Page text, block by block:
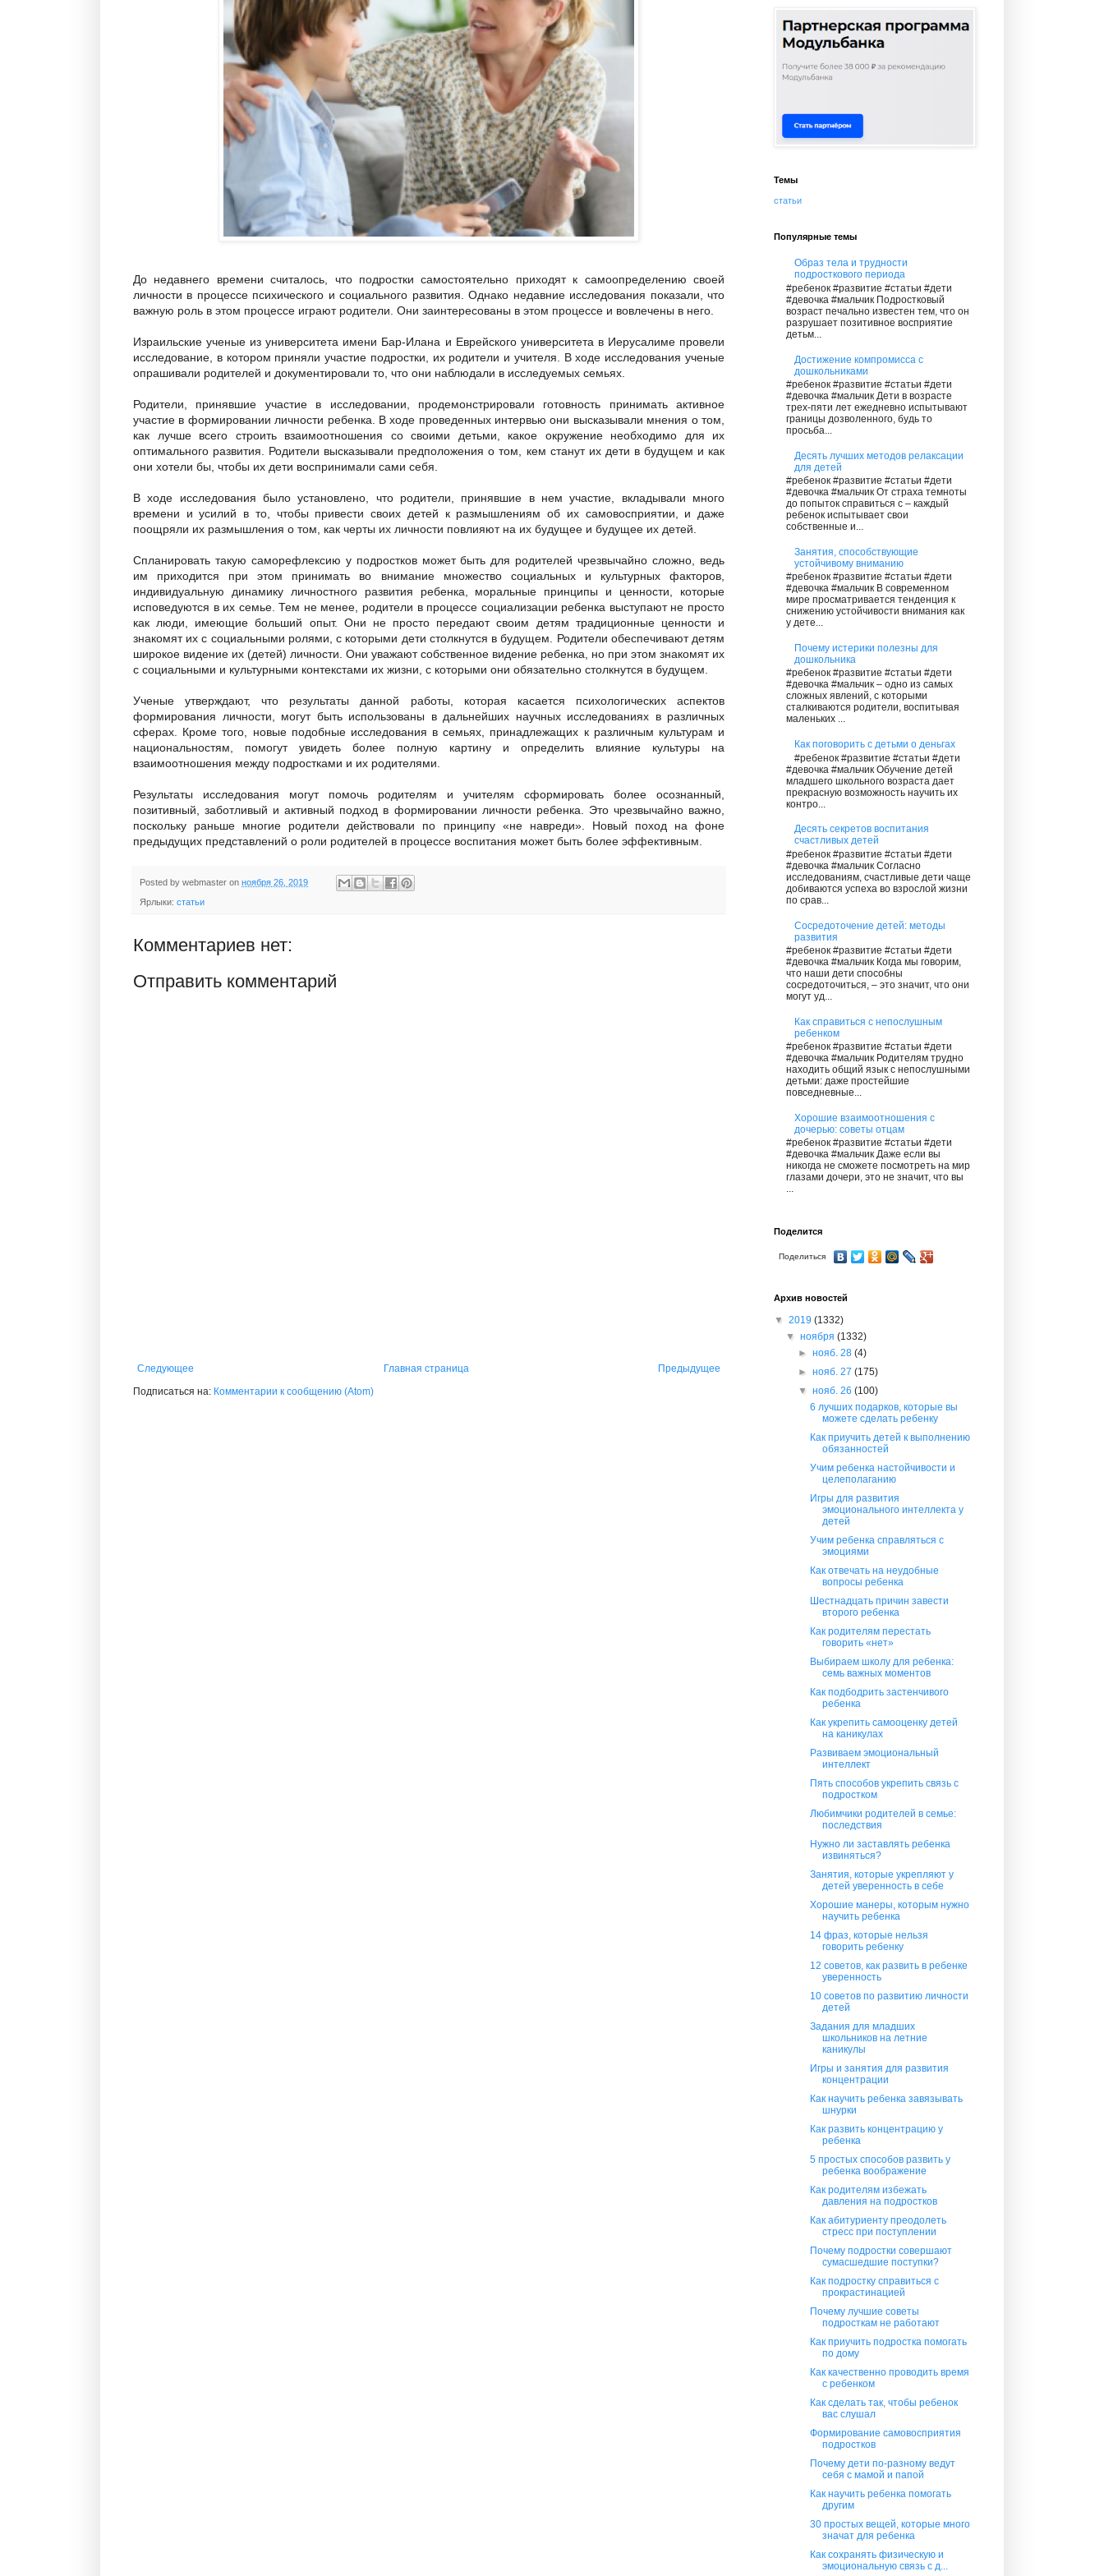
До недавнего времени считалось, что подростки самостоятельно приходят к самоопределению своей
личности в процессе психического и социального развития. Однако недавние исследования показали, что
важную роль в этом процессе играют родители. Они заинтересованы в этом процессе и вовлечены в него.
Израильские ученые из университета имени Бар-Илана и Еврейского университета в Иерусалиме провели
исследование, в котором приняли участие подростки, их родители и учителя. В ходе исследования ученые
опрашивали родителей и документировали то, что они наблюдали в исследуемых семьях.
Родители, принявшие участие в исследовании, продемонстрировали готовность принимать активное
участие в формировании личности ребенка. В ходе проведенных интервью они высказывали мнения о том,
как лучше всего строить взаимоотношения со своими детьми, какое окружение необходимо для их
оптимального развития. Родители высказывали предположения о том, кем станут их дети в будущем и как
они хотели бы, чтобы их дети воспринимали сами себя.
В ходе исследования было установлено, что родители, принявшие в нем участие, вкладывали много
времени и усилий в то, чтобы привести своих детей к размышлениям об их самовосприятии, и даже
поощряли их размышления о том, как черты их личности повлияют на их будущее и будущее их детей.
Спланировать такую саморефлексию у подростков может быть для родителей чрезвычайно сложно, ведь
им приходится при этом принимать во внимание множество социальных и культурных факторов,
индивидуальную динамику личностного развития ребенка, моральные принципы и ценности, которые
исповедуются в их семье. Тем не менее, родители в процессе социализации ребенка выступают не просто
как люди, имеющие больший опыт. Они не просто передают своим детям традиционные ценности и
знакомят их с социальными ролями, с которыми дети столкнутся в будущем. Родители обеспечивают детям
широкое видение их (детей) личности. Они уважают собственное видение ребенка, но при этом знакомят их
с социальными и культурными контекстами их жизни, с которыми они обязательно столкнутся в будущем.
Ученые утверждают, что результаты данной работы, которая касается психологических аспектов
формирования личности, могут быть использованы в дальнейших научных исследованиях в различных
сферах. Кроме того, новые подобные исследования в семьях, принадлежащих к различным культурам и
национальностям, помогут увидеть более полную картину и определить влияние культуры на
взаимоотношения между подростками и их родителями.
Результаты исследования могут помочь родителям и учителям сформировать более осознанный,
позитивный, заботливый и активный подход в формировании личности ребенка. Это чрезвычайно важно,
поскольку раньше многие родители действовали по принципу «не навреди». Новый поход на фоне
предыдущих представлений о роли родителей в процессе воспитания может быть более эффективным.
Posted by webmaster on ноября 26, 2019
Ярлыки: статьи
Комментариев нет:
Отправить комментарий
Следующее Предыдущее
Главная страница
Подписаться на: Комментарии к сообщению (Atom)
Темы
статьи
Популярные темы
Образ тела и трудности
подросткового периода
#ребенок #развитие #статьи #дети
#девочка #мальчик Подростковый
возраст печально известен тем, что он
разрушает позитивное восприятие
детьм...
Достижение компромисса с
дошкольниками
#ребенок #развитие #статьи #дети
#девочка #мальчик Дети в возрасте
трех-пяти лет ежедневно испытывают
границы дозволенного, будь то
просьба...
Десять лучших методов релаксации
для детей
#ребенок #развитие #статьи #дети
#девочка #мальчик От страха темноты
до попыток справиться с – каждый
ребенок испытывает свои
собственные и...
Занятия, способствующие
устойчивому вниманию
#ребенок #развитие #статьи #дети
#девочка #мальчик В современном
мире просматривается тенденция к
снижению устойчивости внимания как
у дете...
Почему истерики полезны для
дошкольника
#ребенок #развитие #статьи #дети
#девочка #мальчик – одно из самых
сложных явлений, с которыми
сталкиваются родители, воспитывая
маленьких ...
Как поговорить с детьми о деньгах
#ребенок #развитие #статьи #дети
#девочка #мальчик Обучение детей
младшего школьного возраста дает
прекрасную возможность научить их
контро...
Десять секретов воспитания
счастливых детей
#ребенок #развитие #статьи #дети
#девочка #мальчик Согласно
исследованиям, счастливые дети чаще
добиваются успеха во взрослой жизни
по срав...
Сосредоточение детей: методы
развития
#ребенок #развитие #статьи #дети
#девочка #мальчик Когда мы говорим,
что наши дети способны
сосредоточиться, – это значит, что они
могут уд...
Как справиться с непослушным
ребенком
#ребенок #развитие #статьи #дети
#девочка #мальчик Родителям трудно
находить общий язык с непослушными
детьми: даже простейшие
повседневные...
Хорошие взаимоотношения с
дочерью: советы отцам
#ребенок #развитие #статьи #дети
#девочка #мальчик Даже если вы
никогда не сможете посмотреть на мир
глазами дочери, это не значит, что вы
...
Поделится
Поделиться
Архив новостей
▼ 2019 (1332)
▼ноября(1332)
► нояб. 28 (4)
► нояб. 27 (175)
▼ нояб. 26 (100)
6 лучших подарков, которые вы
можете сделать ребенку
Как приучить детей к выполнению
обязанностей
Учим ребенка настойчивости и
целеполаганию
Игры для развития
эмоционального интеллекта у
детей
Учим ребенка справляться с
эмоциями
Как отвечать на неудобные
вопросы ребенка
Шестнадцать причин завести
второго ребенка
Как родителям перестать
говорить «нет»
Выбираем школу для ребенка:
семь важных моментов
Как подбодрить застенчивого
ребенка
Как укрепить самооценку детей
на каникулах
Развиваем эмоциональный
интеллект
Пять способов укрепить связь с
подростком
Любимчики родителей в семье:
последствия
Нужно ли заставлять ребенка
извиняться?
Занятия, которые укрепляют у
детей уверенность в себе
Хорошие манеры, которым нужно
научить ребенка
14 фраз, которые нельзя
говорить ребенку
12 советов, как развить в ребенке
уверенность
10 советов по развитию личности
детей
Задания для младших
школьников на летние
каникулы
Игры и занятия для развития
концентрации
Как научить ребенка завязывать
шнурки
Как развить концентрацию у
ребенка
5 простых способов развить у
ребенка воображение
Как родителям избежать
давления на подростков
Как абитуриенту преодолеть
стресс при поступлении
Почему подростки совершают
сумасшедшие поступки?
Как подростку справиться с
прокрастинацией
Почему лучшие советы
подросткам не работают
Как приучить подростка помогать
по дому
Как качественно проводить время
с ребенком
Как сделать так, чтобы ребенок
вас слушал
Формирование самовосприятия
подростков
Почему дети по-разному ведут
себя с мамой и папой
Как научить ребенка помогать
другим
30 простых вещей, которые много
значат для ребенка
Как сохранять физическую и
эмоциональную связь с д...